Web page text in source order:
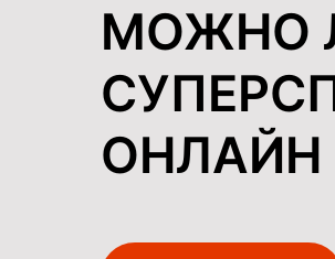
МОЖНО
ОНЛАЙН